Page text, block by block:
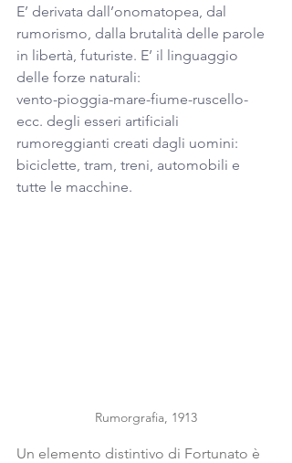
E’ derivata dall’onomatopea, dal
rumorismo, dalla brutalità delle parole
in libertà, futuriste. E’ il linguaggio
delle forze naturali:
vento-pioggia-mare-fiume-ruscello-
ecc. degli esseri artificiali
rumoreggianti creati dagli uomini:
biciclette, tram, treni, automobili e
tutte le macchine.
Rumorgrafia, 1913
Un elemento distintivo di Fortunato è